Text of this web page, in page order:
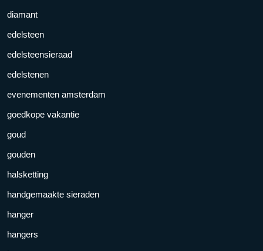
diamant
edelsteen
edelsteensieraad
edelstenen
evenementen amsterdam
goedkope vakantie
goud
gouden
halsketting
handgemaakte sieraden
hanger
hangers